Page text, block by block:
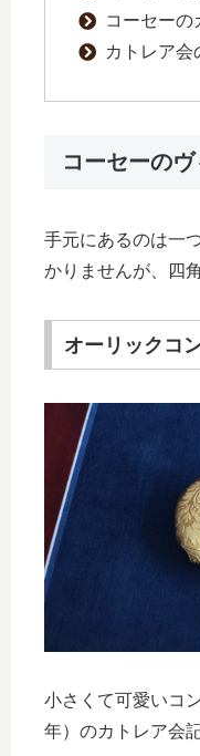
コーセーの
カトレア会
コーセーの
手元にあるのは一
かりませんが、四
オーリックコ
小さくて可愛いコ
年）のカトレア会